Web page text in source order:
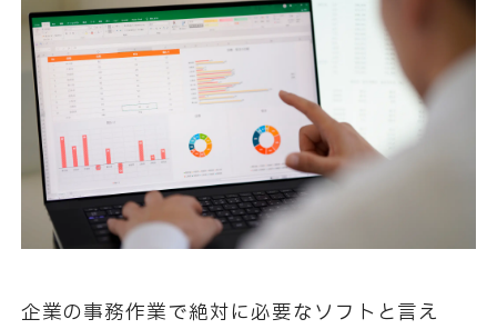
企業の事務作業で絶対に必要なソフトと言え